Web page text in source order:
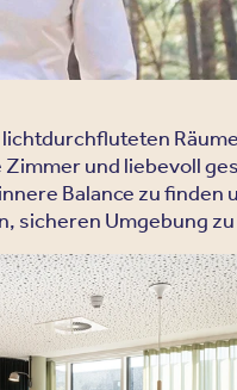
und liebevoll
Balance zu
sicheren Umgebung